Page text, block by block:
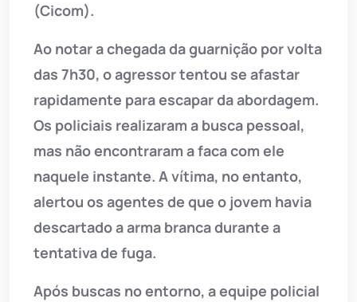
(Cicom).
Ao notar a chegada da guarnição por volta
das 7h30, o agressor tentou se afastar
rapidamente para escapar da abordagem.
Os policiais realizaram a busca pessoal,
mas não encontraram a faca com ele
naquele instante. A vítima, no entanto,
alertou os agentes de que o jovem havia
descartado a arma branca durante a
tentativa de fuga.
Após buscas no entorno, a equipe policial